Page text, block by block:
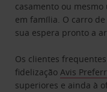
casamento ou
em família. O carro
sua espera pronto a
Os clientes
fidelizaçãoAvis
superiores e ainda à